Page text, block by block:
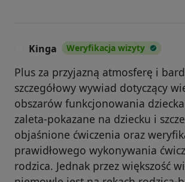
Kinga Weryfikacja wizyty
Plus za przyjazną atmosferę i
szczegółowy wywiad dotyczący
obszarów funkcjonowania
zaleta-pokazane na dziecku i
objaśnione ćwiczenia oraz
prawidłowego wykonywania
rodzica. Jednak przez większość